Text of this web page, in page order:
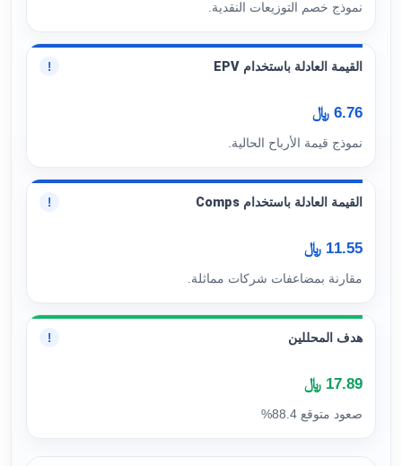
نموذج خصم التوزيعات النقدية.
القيمة العادلة باستخدام EPV !
6.76 ﷼
نموذج قيمة الأرباح الحالية.
القيمة العادلة باستخدام Comps !
11.55 ﷼
مقارنة بمضاعفات شركات مماثلة.
هدف المحللين !
17.89 ﷼
صعود متوقع 88.4%